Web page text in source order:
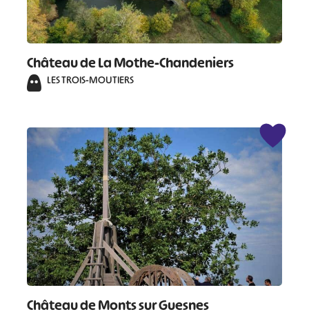
Château de La Mothe-Chandeniers
LES TROIS-MOUTIERS
Château de Monts sur Guesnes